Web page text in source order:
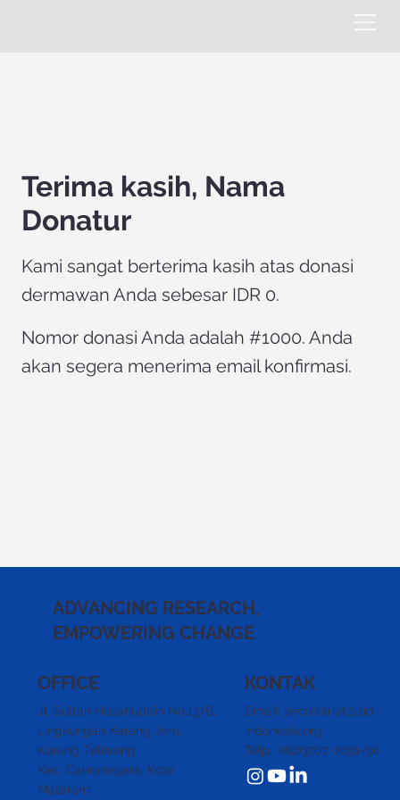
Terima kasih, Nama
Donatur
Kami sangat berterima kasih atas donasi
dermawan Anda sebesar IDR 0.
Nomor donasi Anda adalah #1000. Anda
akan segera menerima email konfirmasi.
OFFICE
Jl. Sultan Hasanuddin No.137B,
Lingkungan Karang Jero,
Karang Taliwang,
Kec. Cakranegara, Kota
Mataram,
KONTAK
Email: secretariat@sid-
indonesia.org
Telp: +(62)3707-7091-90
ADVANCING RESEARCH,
EMPOWERING CHANGE